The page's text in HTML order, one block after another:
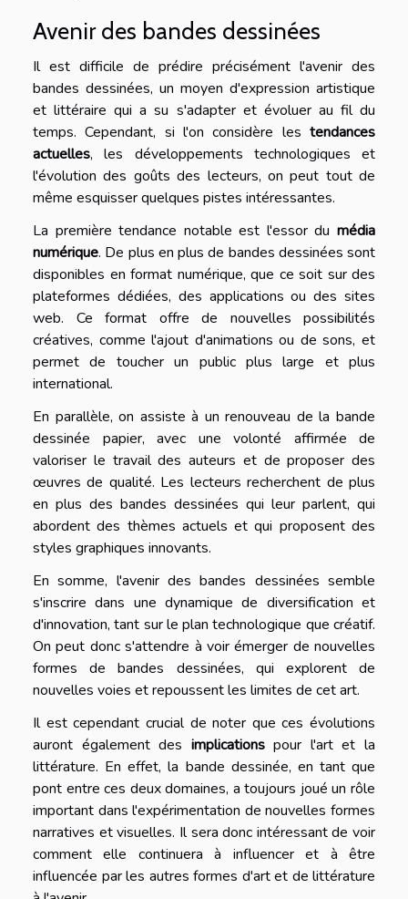
Avenir des bandes dessinées
Il est difficile de prédire précisément l'avenir des
bandes dessinées, un moyen d'expression artistique
et littéraire qui a su s'adapter et évoluer au fil du
temps. Cependant, si l'on considère les tendances
actuelles, les développements technologiques et
l'évolution des goûts des lecteurs, on peut tout de
même esquisser quelques pistes intéressantes.
La première tendance notable est l'essor du média
numérique. De plus en plus de bandes dessinées sont
disponibles en format numérique, que ce soit sur des
plateformes dédiées, des applications ou des sites
web. Ce format offre de nouvelles possibilités
créatives, comme l'ajout d'animations ou de sons, et
permet de toucher un public plus large et plus
international.
En parallèle, on assiste à un renouveau de la bande
dessinée papier, avec une volonté affirmée de
valoriser le travail des auteurs et de proposer des
œuvres de qualité. Les lecteurs recherchent de plus
en plus des bandes dessinées qui leur parlent, qui
abordent des thèmes actuels et qui proposent des
styles graphiques innovants.
En somme, l'avenir des bandes dessinées semble
s'inscrire dans une dynamique de diversification et
d'innovation, tant sur le plan technologique que créatif.
On peut donc s'attendre à voir émerger de nouvelles
formes de bandes dessinées, qui explorent de
nouvelles voies et repoussent les limites de cet art.
Il est cependant crucial de noter que ces évolutions
auront également des implicationspour l'art et la
littérature. En effet, la bande dessinée, en tant que
pont entre ces deux domaines, a toujours joué un rôle
important dans l'expérimentation de nouvelles formes
narratives et visuelles. Il sera donc intéressant de voir
comment elle continuera à influencer et à être
influencée par les autres formes d'art et de littérature